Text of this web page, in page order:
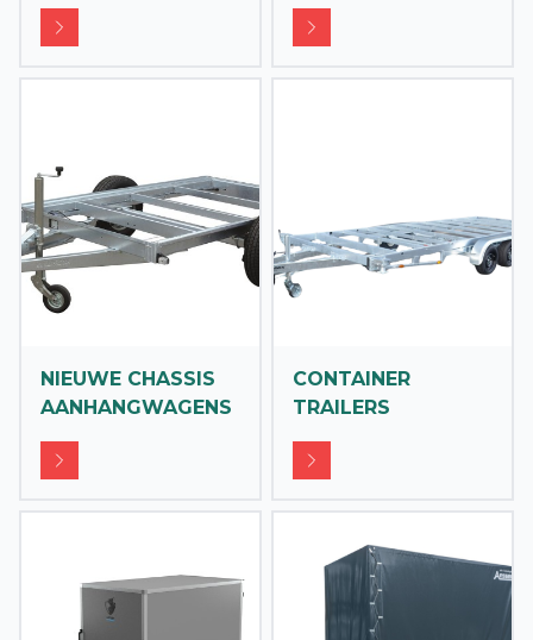
NIEUWE CHASSIS
AANHANGWAGENS
CONTAINER
TRAILERS